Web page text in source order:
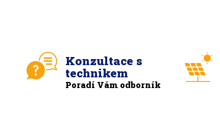
Konzultace s
technikem
Poradí Vám odborník